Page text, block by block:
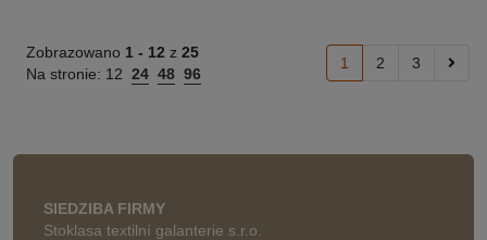
Zobrazowano 1 - 12 z 25
Na stronie: 12 24 48 96
1 2 3
SIEDZIBA FIRMY
Stoklasa textilní galanterie s.r.o.